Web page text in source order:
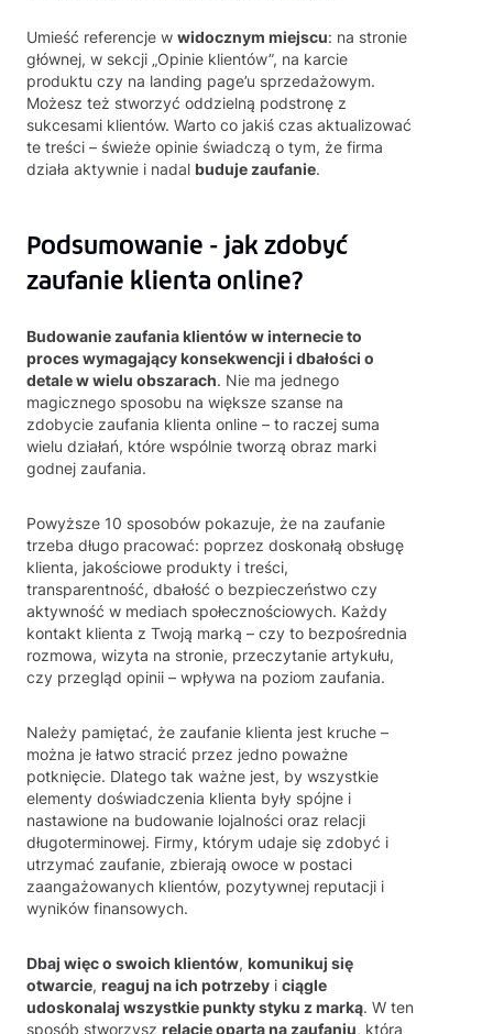
Umieść referencje w widocznym miejscu: na stronie
głównej, w sekcji „Opinie klientów”, na karcie
produktu czy na landing page’u sprzedażowym.
Możesz też stworzyć oddzielną podstronę z
sukcesami klientów. Warto co jakiś czas aktualizować
te treści – świeże opinie świadczą o tym, że firma
działa aktywnie i nadal buduje zaufanie.
Podsumowanie - jak zdobyć
zaufanie klienta online?
Budowanie zaufania klientów w internecie to
proces wymagający konsekwencji i dbałości o
detale w wielu obszarach. Nie ma jednego
magicznego sposobu na większe szanse na
zdobycie zaufania klienta online – to raczej suma
wielu działań, które wspólnie tworzą obraz marki
godnej zaufania.
Powyższe 10 sposobów pokazuje, że na zaufanie
trzeba długo pracować: poprzez doskonałą obsługę
klienta, jakościowe produkty i treści,
transparentność, dbałość o bezpieczeństwo czy
aktywność w mediach społecznościowych. Każdy
kontakt klienta z Twoją marką – czy to bezpośrednia
rozmowa, wizyta na stronie, przeczytanie artykułu,
czy przegląd opinii – wpływa na poziom zaufania.
Należy pamiętać, że zaufanie klienta jest kruche –
można je łatwo stracić przez jedno poważne
potknięcie. Dlatego tak ważne jest, by wszystkie
elementy doświadczenia klienta były spójne i
nastawione na budowanie lojalności oraz relacji
długoterminowej. Firmy, którym udaje się zdobyć i
utrzymać zaufanie, zbierają owoce w postaci
zaangażowanych klientów, pozytywnej reputacji i
wyników finansowych.
Dbaj więc o swoich klientów, komunikuj się
otwarcie, reaguj na ich potrzeby i ciągle
udoskonalaj wszystkie punkty styku z marką. W ten
sposób stworzysz relację opartą na zaufaniu, która